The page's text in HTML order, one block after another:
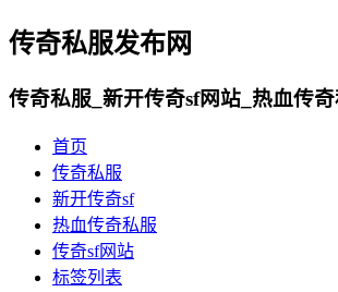
传奇私服发布网
传奇私服_新开传奇sf网站_热血传
首页
传奇私服
新开传奇sf
热血传奇私服
传奇sf网站
标签列表